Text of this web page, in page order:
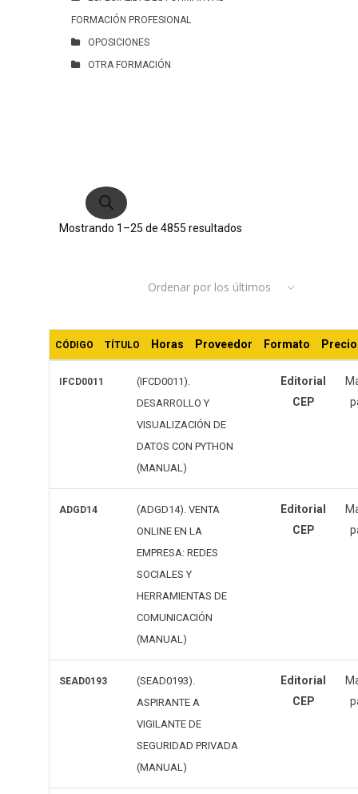
FORMACIÓN PROFESIONAL
OPOSICIONES
OTRA FORMACIÓN
productos
Mostrando 1–25 de 4855 resultados
últimos
Ordenar por los últimos
CÓDIGO TÍTULO Horas Proveedor Formato Precio
IFCD0011
(IFCD0011).
DESARROLLO Y
VISUALIZACIÓN DE
DATOS CON PYTHON
(MANUAL)
Editorial
CEP
ADGD14
(ADGD14). VENTA
ONLINE EN LA
EMPRESA: REDES
SOCIALES Y
HERRAMIENTAS DE
COMUNICACIÓN
(MANUAL)
Editorial
CEP
SEAD0193
(SEAD0193).
ASPIRANTE A
VIGILANTE DE
SEGURIDAD PRIVADA
(MANUAL)
Editorial
CEP